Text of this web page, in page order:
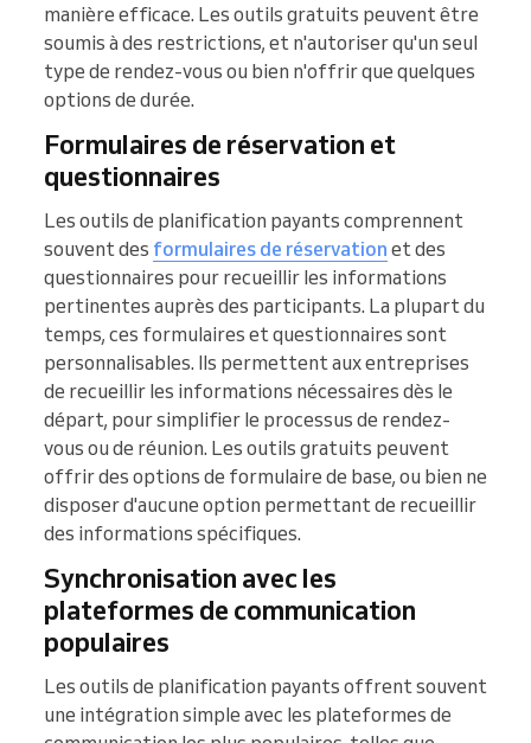
manière efficace. Les outils gratuits peuvent être
soumis à des restrictions, et n'autoriser qu'un seul
type de rendez-vous ou bien n'offrir que quelques
options de durée.
Formulaires de réservation et
questionnaires
Les outils de planification payants comprennent
souvent des formulaires de réservation et des
questionnaires pour recueillir les informations
pertinentes auprès des participants. La plupart du
temps, ces formulaires et questionnaires sont
personnalisables. Ils permettent aux entreprises
de recueillir les informations nécessaires dès le
départ, pour simplifier le processus de rendez-
vous ou de réunion. Les outils gratuits peuvent
offrir des options de formulaire de base, ou bien ne
disposer d'aucune option permettant de recueillir
des informations spécifiques.
Synchronisation avec les
plateformes de communication
populaires
Les outils de planification payants offrent souvent
une intégration simple avec les plateformes de